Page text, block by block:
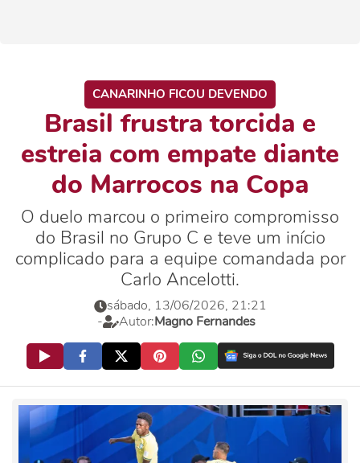
CANARINHO FICOU DEVENDO
Brasil frustra torcida e
estreia com empate diante
do Marrocos na Copa
O duelo marcou o primeiro compromisso
do Brasil no Grupo C e teve um início
complicado para a equipe comandada por
Carlo Ancelotti.
sábado, 13/06/2026, 21:21
-
Autor:Magno Fernandes